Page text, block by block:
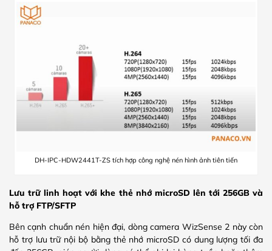
DH-IPC-HDW2441T-ZS tích hợp công nghệ nén hình ảnh tiên tiến
Lưu trữ linh hoạt với khe thẻ nhớ microSD lên tới 256GB và
hỗ trợ FTP/SFTP
Bên cạnh chuẩn nén hiện đại, dòng camera WizSense 2 này còn
hỗ trợ lưu trữ nội bộ bằng thẻ nhớ microSD có dung lượng tối đa